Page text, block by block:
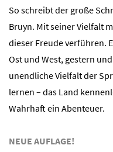
So schreibt der große
Bruyn. Mit seiner Vielfalt
dieser Freude verführen.
Ost und West, gestern
unendliche Vielfalt der
lernen – das Land
Wahrhaft ein Abenteuer.
NEUE AUFLAGE!